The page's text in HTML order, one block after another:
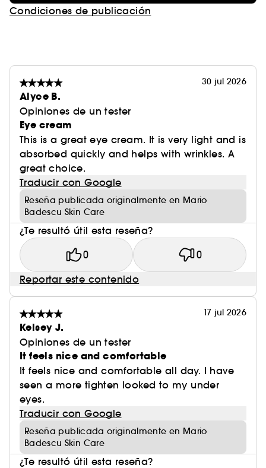
Condiciones de publicación
30 jul 2026
Alyce B.
Opiniones de un tester
Eye cream
This is a great eye cream. It is very light and is
absorbed quickly and helps with wrinkles. A
great choice.
Traducir con Google
Reseña publicada originalmente en Mario
Badescu Skin Care
¿Te resultó útil esta reseña?
0 0
Reportar este contenido
17 jul 2026
Kelsey J.
Opiniones de un tester
It feels nice and comfortable
It feels nice and comfortable all day. I have
seen a more tighten looked to my under
eyes.
Traducir con Google
Reseña publicada originalmente en Mario
Badescu Skin Care
¿Te resultó útil esta reseña?